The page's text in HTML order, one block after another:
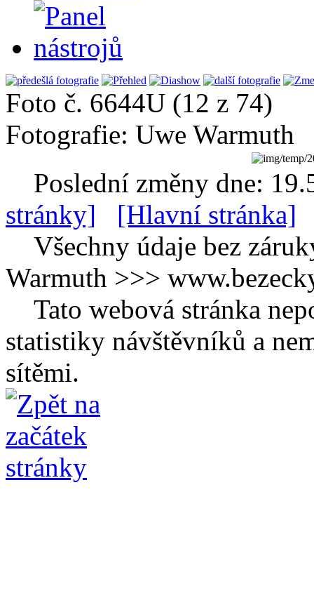
Foto č. 6644U (12 z 74)
Fotografie: Uwe Warmuth
Poslední změny dne:
stránky]
[Hlavní stránka]
Všechny údaje bez
Warmuth >>>
Tato webová stránka
statistiky návštěvníků a
sítěmi.